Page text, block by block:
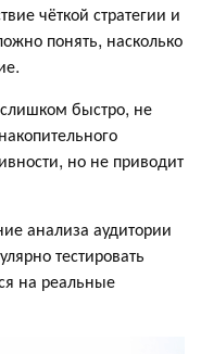
чёткой стратегии и
понять, насколько
быстро, не
но не приводит
анализа аудитории
тестировать
на реальные